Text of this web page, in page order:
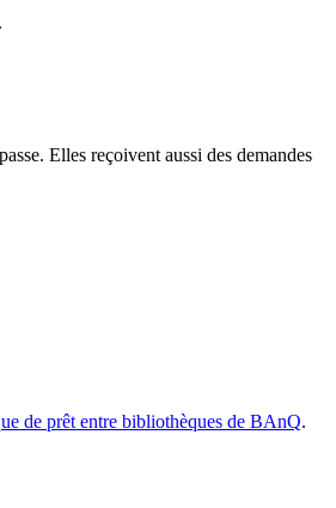
Elles reçoivent aussi des demandes
de prêt entre bibliothèques de BAnQ.